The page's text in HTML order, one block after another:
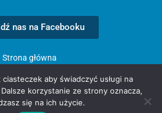
nas na Facebooku
Strona główna
O nas
Członkowie
aby świadczyć usługi na
korzystanie ze strony oznacza,
się na ich użycie.